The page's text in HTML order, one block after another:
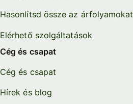
Hasonlítsd össze az árfolyamokat
Elérhető szolgáltatások
Cég és csapat
Cég és csapat
Hírek és blog